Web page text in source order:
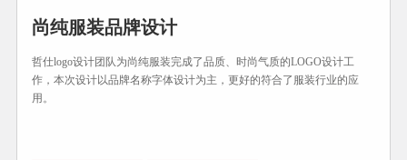
尚纯服装品牌设计
哲仕logo设计团队为尚纯服装完成了品质、时尚气质的LOGO设计工
作，本次设计以品牌名称字体设计为主，更好的符合了服装行业的应
用。